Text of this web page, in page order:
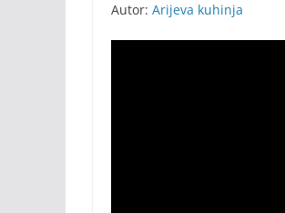
Autor: Arijeva kuhinja